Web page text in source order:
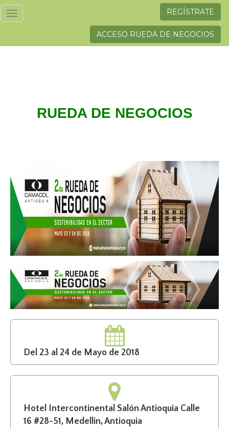
Toggle
navigation
REGÍSTRATE
ACCESO RUEDA DE NEGOCIOS
RUEDA DE NEGOCIOS
Del 23 al 24 de Mayo de 2018
Hotel Intercontinental Salón Antioquia Calle
16 #28-51, Medellin, Antioquia